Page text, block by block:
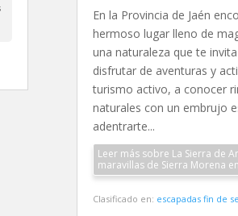
En la Provincia de Jaén
hermoso lugar lleno de
una naturaleza que te
disfrutar de aventuras y
turismo activo, a conocer
naturales con un embrujo
adentrarte...
Leer más sobre La Sierra de
maravillas de Sierra Morena
Clasificado en: escapadas fin de